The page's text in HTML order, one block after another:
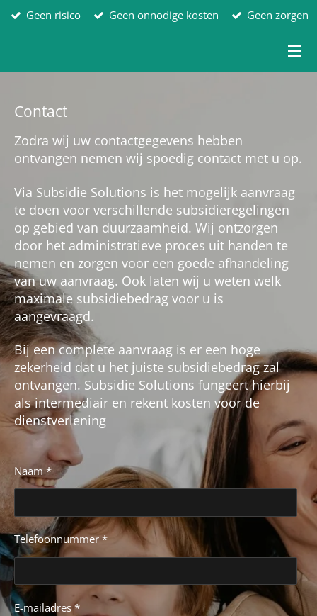
Ga
de
Geen risico Geen onnodige kosten Geen zorgen
Contact
Zodra wij uw contactgegevens hebben
ontvangen nemen wij spoedig contact met u op.
Via Subsidie Solutions is het mogelijk aanvraag
te doen voor verschillende subsidieregelingen
op gebied van duurzaamheid. Wij ontzorgen
door het administratieve proces uit handen te
nemen en zorgen voor een goede afhandeling
van uw aanvraag. Ook laten wij u weten welk
maximale subsidiebedrag voor u is
aangevraagd.
Bij een complete aanvraag is er een hoge
zekerheid dat u het juiste subsidiebedrag zal
ontvangen. Subsidie Solutions fungeert hierbij
als intermediair en rekent kosten voor de
dienstverlening
Naam *
Telefoonnummer *
E-mailadres *